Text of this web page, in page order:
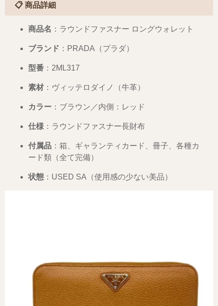
📋 商品詳細
商品名 ：ラウンドファスナー ロングウォレット
ブランド ：PRADA（プラダ）
型番 ：2ML317
素材 ：ヴィッテロダイノ（牛革）
カラー ：ブラウン／内側：レッド
仕様 ：ラウンドファスナー長財布
付属品 ：箱、ギャランティカード、冊子、各種カ
ード類（全て完備）
状態 ：USED SA（使用感の少ない美品）